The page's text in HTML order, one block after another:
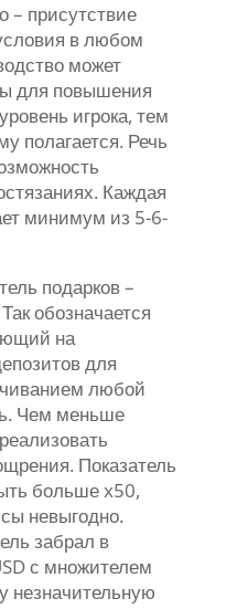
– присутствие
в любом
может
для повышения
игрока, тем
полагается. Речь
Каждая
минимум из 5-6-
подарков –
обозначается
на
для
любой
Чем меньше
Показатель
больше x50,
невыгодно.
забрал в
с множителем
незначительную